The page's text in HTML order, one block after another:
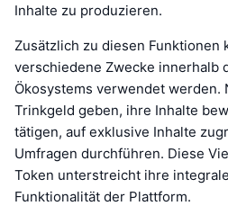
Inhalte zu produzieren.
Zusätzlich zu diesen Funktionen
verschiedene Zwecke innerhalb
Ökosystems verwendet werden.
Trinkgeld geben, ihre Inhalte
tätigen, auf exklusive Inhalte
Umfragen durchführen. Diese
Token unterstreicht ihre
Funktionalität der Plattform.